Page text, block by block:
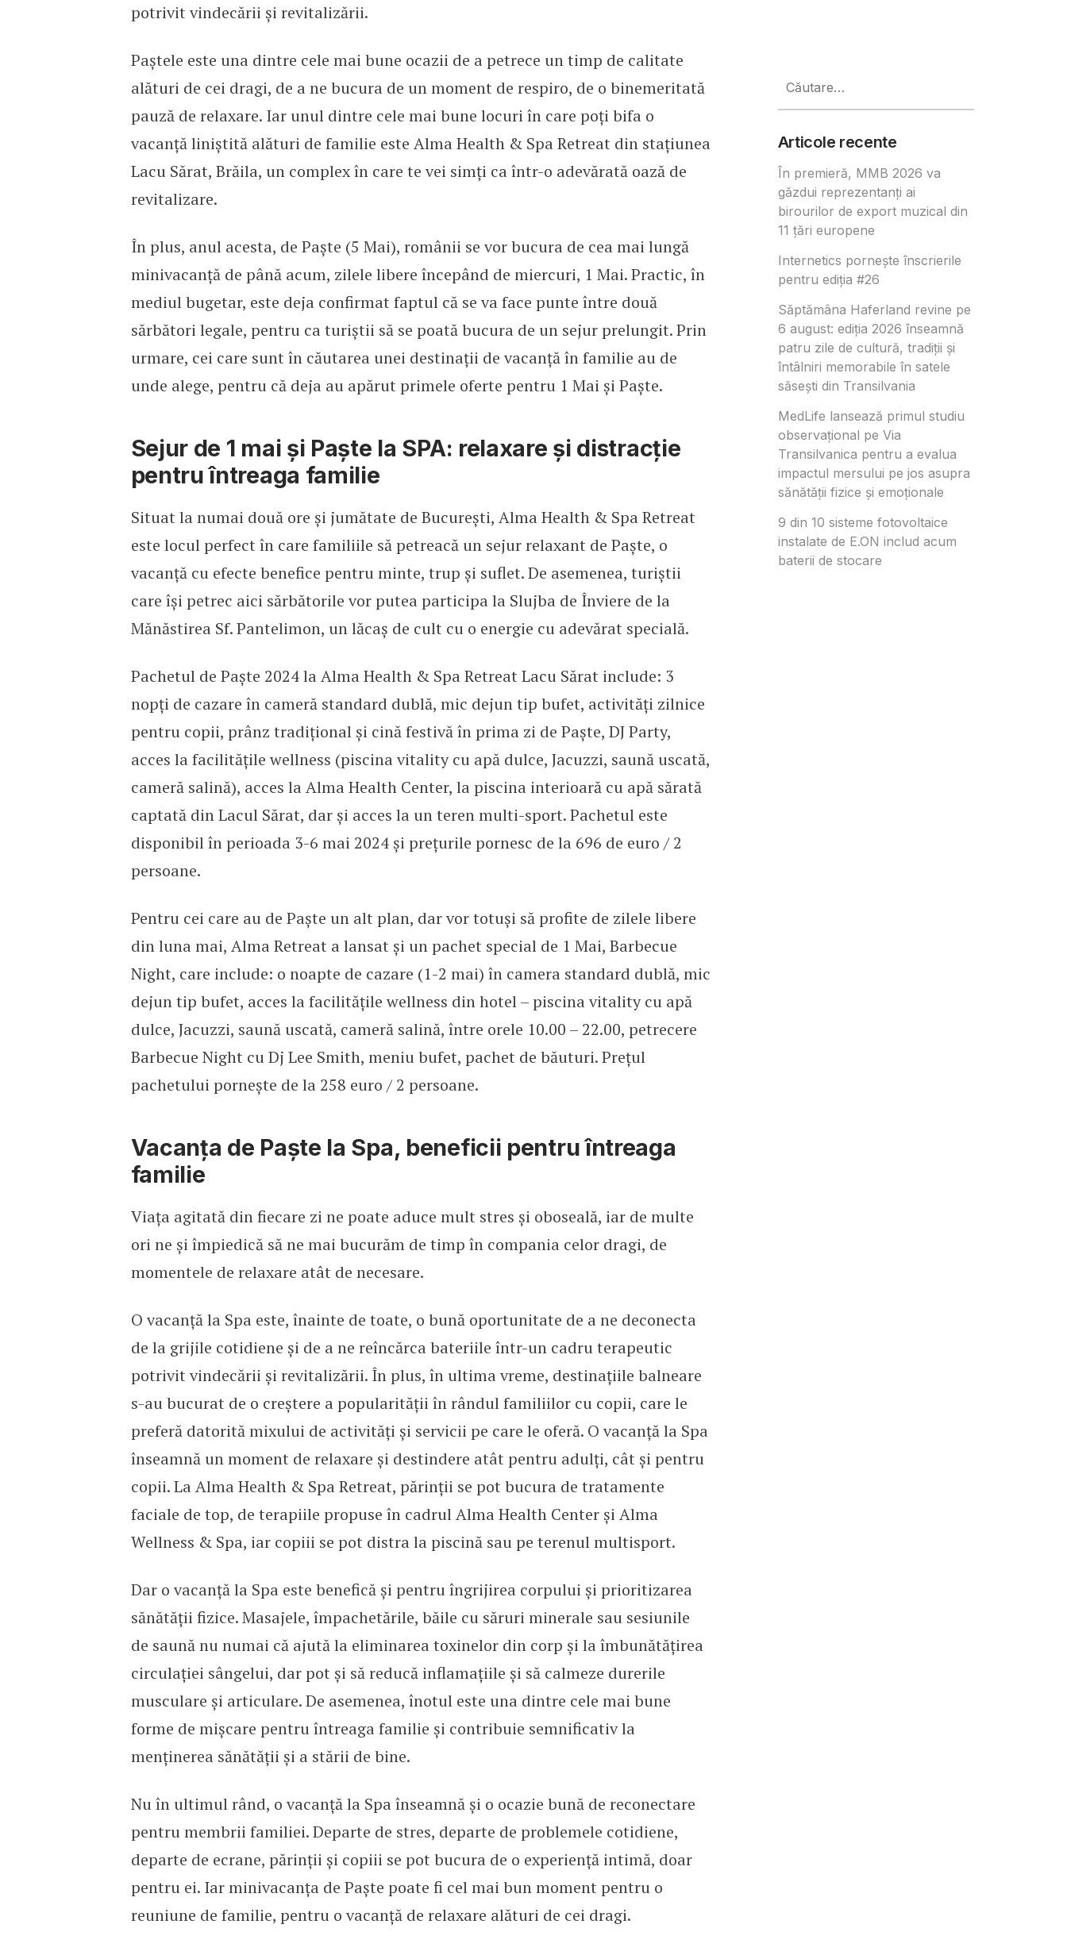
potrivit vindecării și revitalizării.
Paștele este una dintre cele mai bune ocazii de a petrece un timp de calitate
alături de cei dragi, de a ne bucura de un moment de respiro, de o binemeritată
pauză de relaxare. Iar unul dintre cele mai bune locuri în care poți bifa o
vacanță liniștită alături de familie este Alma Health & Spa Retreat din stațiunea
Lacu Sărat, Brăila, un complex în care te vei simți ca într-o adevărată oază de
revitalizare.
În plus, anul acesta, de Paște (5 Mai), românii se vor bucura de cea mai lungă
minivacanță de până acum, zilele libere începând de miercuri, 1 Mai. Practic, în
mediul bugetar, este deja confirmat faptul că se va face punte între două
sărbători legale, pentru ca turiștii să se poată bucura de un sejur prelungit. Prin
urmare, cei care sunt în căutarea unei destinații de vacanță în familie au de
unde alege, pentru că deja au apărut primele oferte pentru 1 Mai și Paște.
Sejur de 1 mai și Paște la SPA: relaxare și distracție
pentru întreaga familie
Situat la numai două ore și jumătate de București, Alma Health & Spa Retreat
este locul perfect în care familiile să petreacă un sejur relaxant de Paște, o
vacanță cu efecte benefice pentru minte, trup și suflet. De asemenea, turiștii
care își petrec aici sărbătorile vor putea participa la Slujba de Înviere de la
Mănăstirea Sf. Pantelimon, un lăcaș de cult cu o energie cu adevărat specială.
Pachetul de Paște 2024 la Alma Health & Spa Retreat Lacu Sărat include: 3
nopți de cazare în cameră standard dublă, mic dejun tip bufet, activități zilnice
pentru copii, prânz tradițional și cină festivă în prima zi de Paște, DJ Party,
acces la facilitățile wellness (piscina vitality cu apă dulce, Jacuzzi, saună uscată,
cameră salină), acces la Alma Health Center, la piscina interioară cu apă sărată
captată din Lacul Sărat, dar și acces la un teren multi-sport. Pachetul este
disponibil în perioada 3-6 mai 2024 și prețurile pornesc de la 696 de euro / 2
persoane.
Pentru cei care au de Paște un alt plan, dar vor totuși să profite de zilele libere
din luna mai, Alma Retreat a lansat și un pachet special de 1 Mai, Barbecue
Night, care include: o noapte de cazare (1-2 mai) în camera standard dublă, mic
dejun tip bufet, acces la facilitățile wellness din hotel – piscina vitality cu apă
dulce, Jacuzzi, saună uscată, cameră salină, între orele 10.00 – 22.00, petrecere
Barbecue Night cu Dj Lee Smith, meniu bufet, pachet de băuturi. Prețul
pachetului pornește de la 258 euro / 2 persoane.
Vacanța de Paște la Spa, beneficii pentru întreaga
familie
Viața agitată din fiecare zi ne poate aduce mult stres și oboseală, iar de multe
ori ne și împiedică să ne mai bucurăm de timp în compania celor dragi, de
momentele de relaxare atât de necesare.
O vacanță la Spa este, înainte de toate, o bună oportunitate de a ne deconecta
de la grijile cotidiene și de a ne reîncărca bateriile într-un cadru terapeutic
potrivit vindecării și revitalizării. În plus, în ultima vreme, destinațiile balneare
s-au bucurat de o creștere a popularității în rândul familiilor cu copii, care le
preferă datorită mixului de activități și servicii pe care le oferă. O vacanță la Spa
înseamnă un moment de relaxare și destindere atât pentru adulți, cât și pentru
copii. La Alma Health & Spa Retreat, părinții se pot bucura de tratamente
faciale de top, de terapiile propuse în cadrul Alma Health Center și Alma
Wellness & Spa, iar copiii se pot distra la piscină sau pe terenul multisport.
Dar o vacanță la Spa este benefică și pentru îngrijirea corpului și prioritizarea
sănătății fizice. Masajele, împachetările, băile cu săruri minerale sau sesiunile
de saună nu numai că ajută la eliminarea toxinelor din corp și la îmbunătățirea
circulației sângelui, dar pot și să reducă inflamațiile și să calmeze durerile
musculare și articulare. De asemenea, înotul este una dintre cele mai bune
forme de mișcare pentru întreaga familie și contribuie semnificativ la
menținerea sănătății și a stării de bine.
Nu în ultimul rând, o vacanță la Spa înseamnă și o ocazie bună de reconectare
pentru membrii familiei. Departe de stres, departe de problemele cotidiene,
departe de ecrane, părinții și copiii se pot bucura de o experiență intimă, doar
pentru ei. Iar minivacanța de Paște poate fi cel mai bun moment pentru o
reuniune de familie, pentru o vacanță de relaxare alături de cei dragi.
după:
Articole recente
În premieră, MMB 2026 va
găzdui reprezentanți ai
birourilor de export muzical din
11 țări europene
Internetics pornește înscrierile
pentru ediția #26
Săptămâna Haferland revine pe
6 august: ediția 2026 înseamnă
patru zile de cultură, tradiții și
întâlniri memorabile în satele
săsești din Transilvania
MedLife lansează primul studiu
observațional pe Via
Transilvanica pentru a evalua
impactul mersului pe jos asupra
sănătății fizice și emoționale
9 din 10 sisteme fotovoltaice
instalate de E.ON includ acum
baterii de stocare